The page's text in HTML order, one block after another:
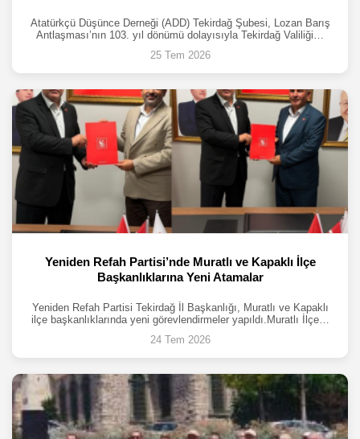
Atatürkçü Düşünce Derneği (ADD) Tekirdağ Şubesi, Lozan Barış
Antlaşması’nın 103. yıl dönümü dolayısıyla Tekirdağ Valiliği…
25 Tem 2026
Yeniden Refah Partisi’nde Muratlı ve Kapaklı İlçe
Başkanlıklarına Yeni Atamalar
Yeniden Refah Partisi Tekirdağ İl Başkanlığı, Muratlı ve Kapaklı
ilçe başkanlıklarında yeni görevlendirmeler yapıldı.Muratlı İlçe…
24 Tem 2026